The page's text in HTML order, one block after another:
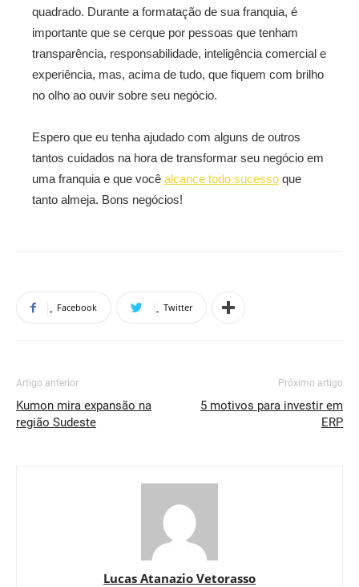
quadrado. Durante a formatação de sua franquia, é
importante que se cerque por pessoas que tenham
transparência, responsabilidade, inteligência comercial e
experiência, mas, acima de tudo, que fiquem com brilho
no olho ao ouvir sobre seu negócio.
Espero que eu tenha ajudado com alguns de outros
tantos cuidados na hora de transformar seu negócio em
uma franquia e que você alcance todo sucesso que
tanto almeja. Bons negócios!
Facebook Twitter
Artigo anterior
Kumon mira expansão na
região Sudeste
Próximo artigo
5 motivos para investir em
ERP
Lucas Atanazio Vetorasso